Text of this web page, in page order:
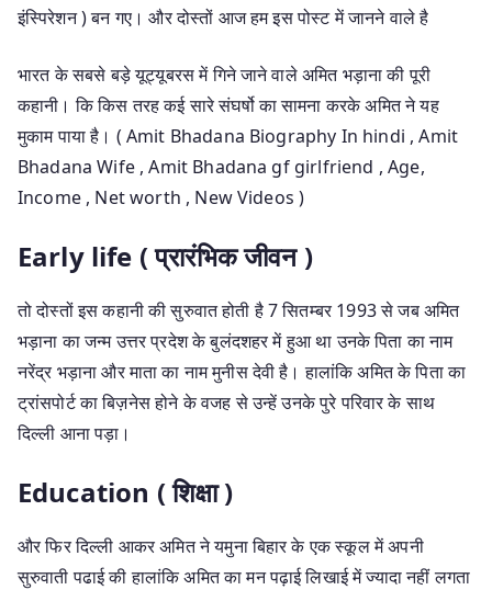
इंस्पिरेशन ) बन गए। और दोस्तों आज हम इस पोस्ट में जानने वाले है
भारत के सबसे बड़े यूट्यूबरस में गिने जाने वाले अमित भड़ाना की पूरी
कहानी। कि किस तरह कई सारे संघर्षो का सामना करके अमित ने यह
मुकाम पाया है। ( Amit Bhadana Biography In hindi , Amit
Bhadana Wife , Amit Bhadana gf girlfriend , Age,
Income , Net worth , New Videos )
Early life ( प्रारंभिक जीवन )
तो दोस्तों इस कहानी की सुरुवात होती है 7 सितम्बर 1993 से जब अमित
भड़ाना का जन्म उत्तर प्रदेश के बुलंदशहर में हुआ था उनके पिता का नाम
नरेंद्र भड़ाना और माता का नाम मुनीस देवी है। हालांकि अमित के पिता का
ट्रांसपोर्ट का बिज़नेस होने के वजह से उन्हें उनके पुरे परिवार के साथ
दिल्ली आना पड़ा।
Education ( शिक्षा )
और फिर दिल्ली आकर अमित ने यमुना बिहार के एक स्कूल में अपनी
सुरुवाती पढाई की हालांकि अमित का मन पढ़ाई लिखाई में ज्यादा नहीं लगता